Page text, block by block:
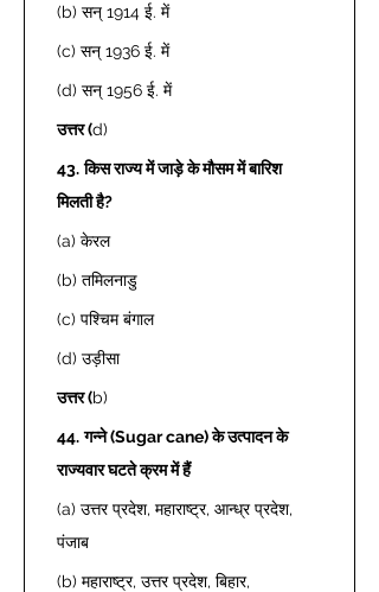
(b) सन् 1914 ई. में
(c) सन् 1936 ई. में
(d) सन् 1956 ई. में
उत्तर (d)
43. किस राज्य में जाड़े के मौसम में बारिश
मिलती है?
(a) केरल
(b) तमिलनाडु
(c) पश्चिम बंगाल
(d) उड़ीसा
उत्तर (b)
44. गन्ने (Sugar cane) के उत्पादन के
राज्यवार घटते क्रम में हैं
(a) उत्तर प्रदेश, महाराष्ट्र, आन्ध्र प्रदेश,
पंजाब
(b) महाराष्ट्र, उत्तर प्रदेश, बिहार,